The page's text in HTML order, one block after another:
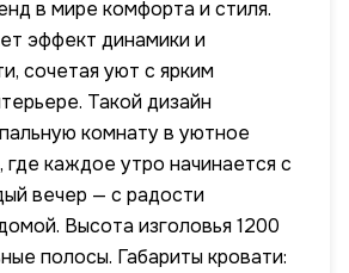
в мире комфорта и стиля.
эффект динамики и
сочетая уют с ярким
Такой дизайн
комнату в уютное
где каждое утро начинается с
вечер — с радости
Высота изголовья 1200
полосы. Габариты кровати: